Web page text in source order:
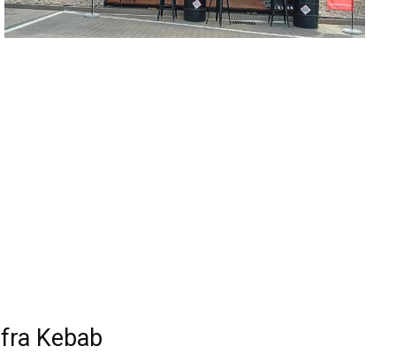
Kebab